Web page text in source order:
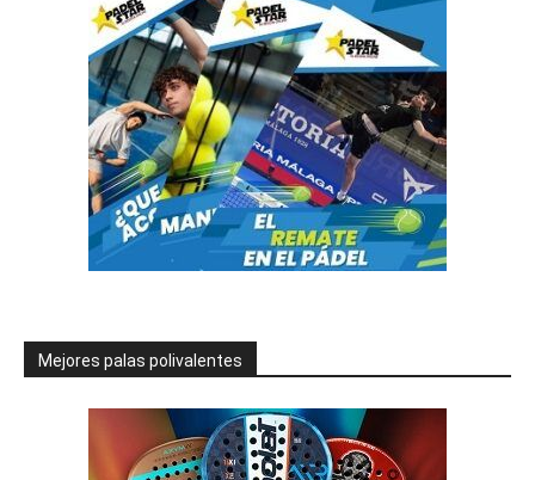
Mejores palas polivalentes